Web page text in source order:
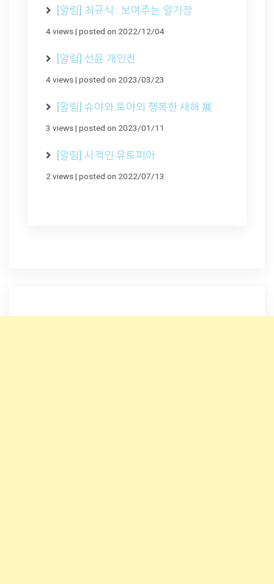
[알림] 최규식 : 보여주는 일기장
4 views| posted on 2022/12/04
[알림] 선윤 개인전
4 views| posted on 2023/03/23
[알림] 슈야와 토야의 행복한 새해 展
3 views| posted on 2023/01/11
[알림] 사적인 유토피아
2 views| posted on 2022/07/13